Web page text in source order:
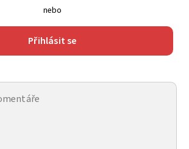
nebo
Přihlásit se